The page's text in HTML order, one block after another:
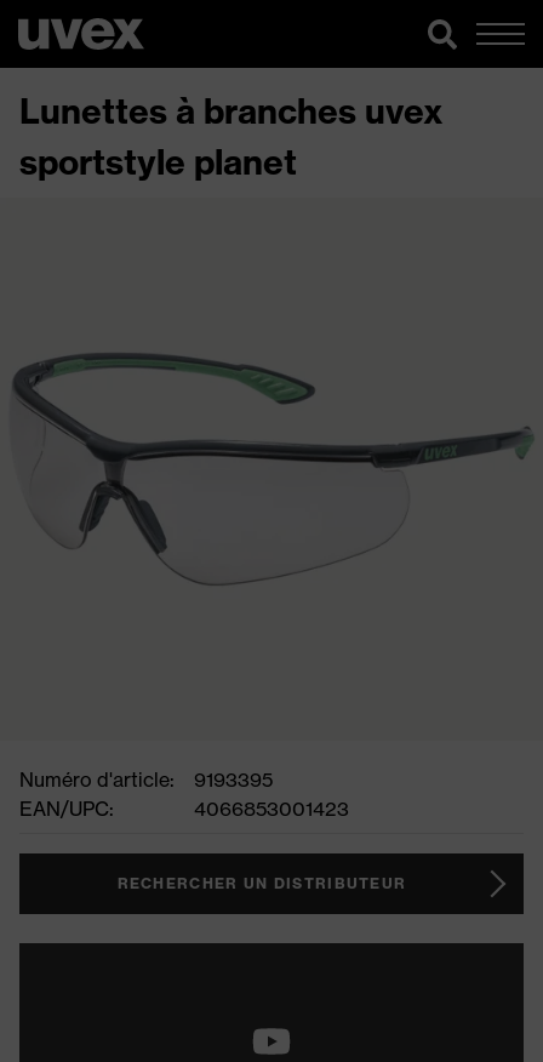
Lunettes à branches uvex
sportstyle planet
Numéro d'article:
9193395
EAN/UPC:
4066853001423
RECHERCHER UN DISTRIBUTEUR